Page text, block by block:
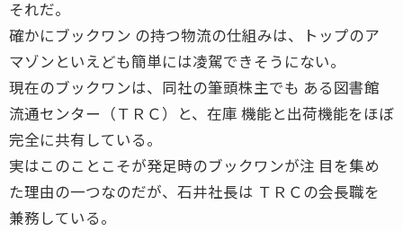
それだ。
確かにブックワン の持つ物流の仕組みは、トップのア
マゾンといえども簡単には凌駕できそうにない。
現在のブックワンは、同社の筆頭株主でも ある図書館
流通センター（ＴＲＣ）と、在庫 機能と出荷機能をほぼ
完全に共有している。
実はこのことこそが発足時のブックワンが注 目を集め
た理由の一つなのだが、石井社長は ＴＲＣの会長職を
兼務している。